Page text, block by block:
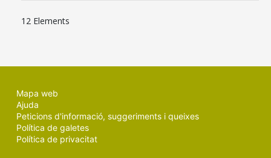
12 Elements
Mapa web
Ajuda
Peticions d'informació, suggeriments i queixes
Política de galetes
Política de privacitat